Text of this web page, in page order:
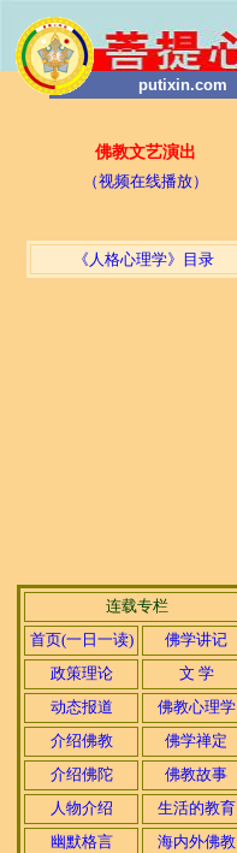
putixin.com
佛教文艺演出
（视频在线播放）
连载专栏
首页(一日一读)
佛学讲记
政策理论
文 学
动态报道
佛教心理学
介绍佛教
佛学禅定
介绍佛陀
佛教故事
人物介绍
生活的教育
幽默格言
海内外佛教
《人格心理学》目录